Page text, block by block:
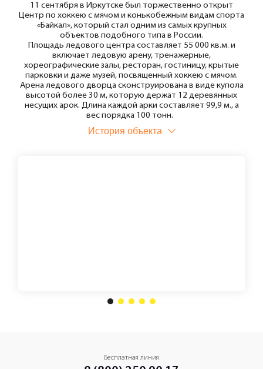
11 сентября в Иркутске был торжественно открыт
Центр по хоккею с мячом и конькобежным видам спорта
«Байкал», который стал одним из самых крупных
объектов подобного типа в России.
Площадь ледового центра составляет 55 000 кв.м. и
включает ледовую арену, тренажерные,
хореографические залы, ресторан, гостиницу, крытые
парковки и даже музей, посвященный хоккею с мячом.
Арена ледового дворца сконструирована в виде купола
высотой более 30 м, которую держат 12 деревянных
несущих арок. Длина каждой арки составляет 99,9 м., а
вес порядка 100 тонн.
История объекта
1 2 3 4 5
Бесплатная линия